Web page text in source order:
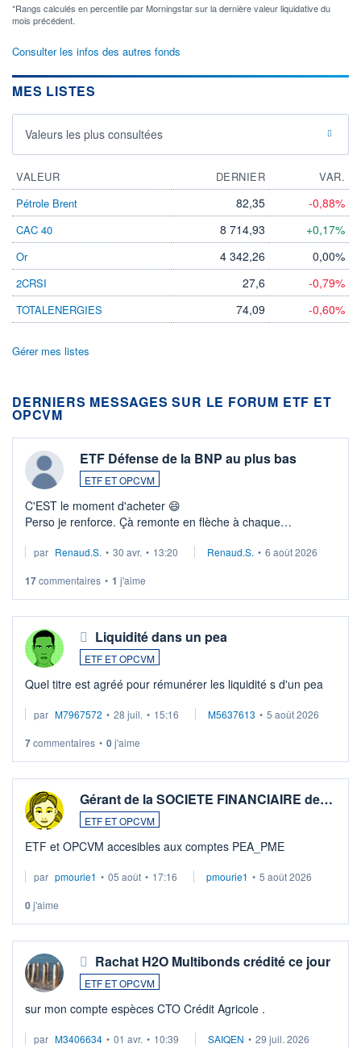
*Rangs calculés en percentile par Morningstar sur la dernière valeur liquidative du
mois précédent.
Consulter les infos des autres fonds
MES LISTES
Valeurs les plus consultées
VALEUR DERNIER
VAR.
Pétrole Brent
82,35 -0,88%
CAC 40 8 714,93 +0,17%
Or 4 342,26 0,00%
2CRSI 27,6 -0,79%
TOTALENERGIES 74,09 -0,60%
Gérer mes listes
DERNIERS MESSAGES SUR LE FORUM ETF ET
OPCVM
ETF Défense de la BNP au plus bas
ETF ET OPCVM
C'EST le moment d'acheter 😄​
Perso je renforce. Çà remonte en flèche à chaque
Investissement long terme tip top pour sa retraite.
par Renaud.S. • 30 avr. • 13:20 Renaud.S. • 6 août 2026
17commentaires • 1 j'aime
Liquidité dans un pea
ETF ET OPCVM
Quel titre est agréé pour rémunérer les liquidité s d'un pea
par M7967572 • 28 juil. • 15:16 M5637613 • 5 août 2026
7commentaires • 0j'aime
Gérant de la SOCIETE FINANCIAIRE de…
ETF ET OPCVM
ETF et OPCVM accesibles aux comptes PEA_PME
par pmourie1 • 05 août • 17:16 pmourie1 • 5 août 2026
0j'aime
Rachat H2O Multibonds crédité ce jour
ETF ET OPCVM
sur mon compte espèces CTO Crédit Agricole .
par M3406634 • 01 avr. • 10:39 SAIQEN • 29 juil. 2026